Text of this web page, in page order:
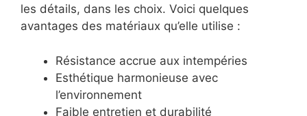
les détails, dans les choix. Voici quelques
avantages des matériaux qu’elle utilise :
Résistance accrue aux intempéries
Esthétique harmonieuse avec
l’environnement
Faible entretien et durabilité